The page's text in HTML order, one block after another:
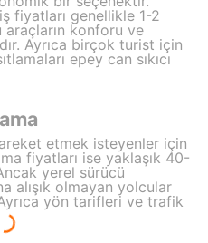
fiyatları genellikle 1-2
araçların konforu ve
Ayrıca birçok turist için
epey can sıkıcı
etmek isteyenler için
fiyatları ise yaklaşık 40-
yerel sürücü
alışık olmayan yolcular
yön tarifleri ve trafik